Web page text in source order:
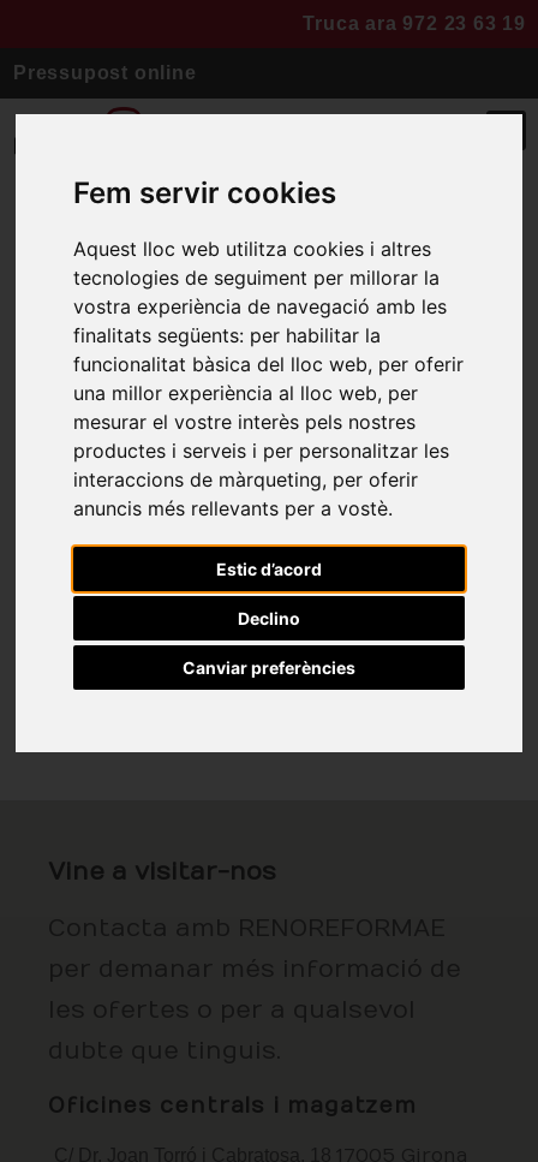
Fem servir cookies
Aquest lloc web utilitza cookies i altres
tecnologies de seguiment per millorar la
vostra experiència de navegació amb les
finalitats següents: per habilitar la
funcionalitat bàsica del lloc web, per oferir
una millor experiència al lloc web, per
mesurar el vostre interès pels nostres
productes i serveis i per personalitzar les
interaccions de màrqueting, per oferir
anuncis més rellevants per a vostè.
Estic d’acord
Declino
Canviar preferències
Truca ara 972 23 63 19
Pressupost online
Reforma habitatge
Reforma integral de l’espai.
Cuina, banys, tancaments,
paviment, climatització, pintura.
Espai diàfan, elegant i àmpli.
Vine a visitar-nos
Oficines centrals i magatzem